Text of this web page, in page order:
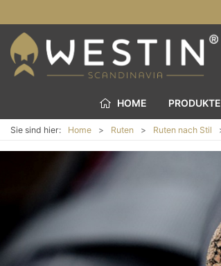
HOME PRODUKTE
Sie sind hier: Home Ruten Ruten nach Stil